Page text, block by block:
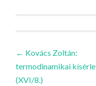
navigációja
← Kovács Zoltán:
termodinamikai
(XVI/8.)